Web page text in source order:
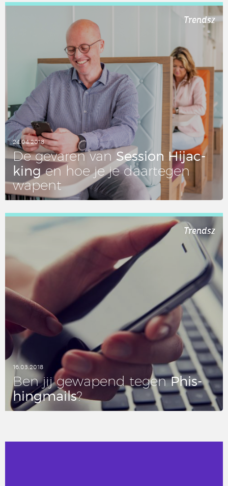
Trendsz
24.04.2018
De gevaren vanSession Hij­ac­
kingen hoe je je daar­te­gen
wapent
LEES DIT ARTIKEL
Trendsz
16.03.2018
Ben jij ge­wa­pend tegenPhis­
hing­mails?